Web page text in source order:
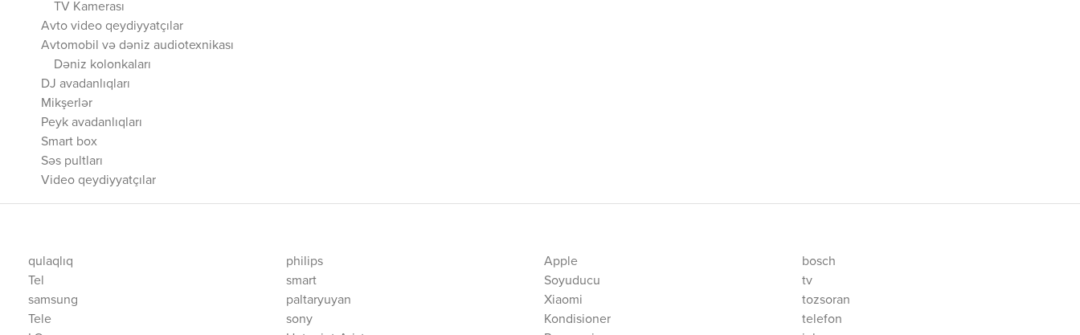
TV Kamerası
Avto video qeydiyyatçılar
Avtomobil və dəniz audiotexnikası
Dəniz kolonkaları
DJ avadanlıqları
Mikşerlər
Peyk avadanlıqları
Smart box
Səs pultları
Video qeydiyyatçılar
qulaqlıq
Tel
samsung
Tele
philips
smart
paltaryuyan
sony
Apple
Soyuducu
Xiaomi
Kondisioner
bosch
tv
tozsoran
telefon